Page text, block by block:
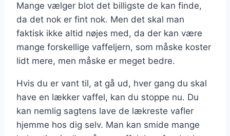
Mange vælger blot det billigste de kan finde,
da det nok er fint nok. Men det skal man
faktisk ikke altid nøjes med, da der kan være
mange forskellige vaffeljern, som måske koster
lidt mere, men måske er meget bedre.
Hvis du er vant til, at gå ud, hver gang du skal
have en lækker vaffel, kan du stoppe nu. Du
kan nemlig sagtens lave de lækreste vafler
hjemme hos dig selv. Man kan smide mange